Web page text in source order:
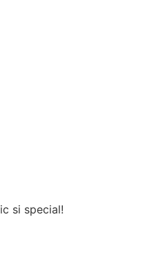
si special!